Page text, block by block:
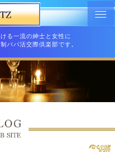
る一流の紳士と女性に
パパ活交際倶楽部です。